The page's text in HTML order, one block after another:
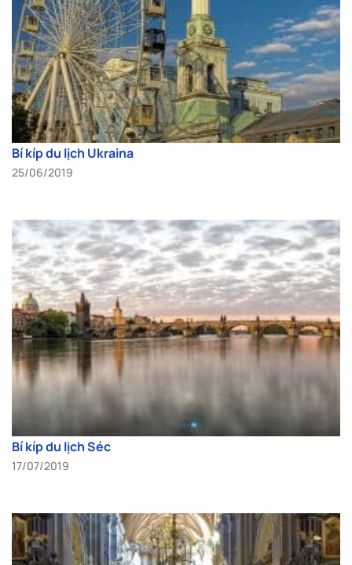
Bí kíp du lịch Ukraina
25/06/2019
Bí kíp du lịch Séc
17/07/2019